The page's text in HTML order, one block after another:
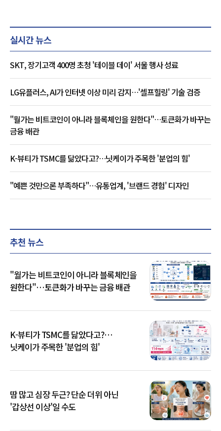
실시간 뉴스
SKT, 장기고객 400명 초청 '테이블 데이' 서울 행사 성료
LG유플러스, AI가 인터넷 이상 미리 감지…'셀프힐링' 기술 검증
"월가는 비트코인이 아니라 블록체인을 원한다"…토큰화가 바꾸는
금융 배관
K-뷰티가 TSMC를 닮았다고?…닛케이가 주목한 '분업의 힘'
"예쁜 것만으론 부족하다"…유통업계, '브랜드 경험' 디자인
추천 뉴스
"월가는 비트코인이 아니라 블록체인을
원한다"…토큰화가 바꾸는 금융 배관
K-뷰티가 TSMC를 닮았다고?…
닛케이가 주목한 '분업의 힘'
땀 많고 심장 두근? 단순 더위 아닌
'갑상선 이상'일 수도